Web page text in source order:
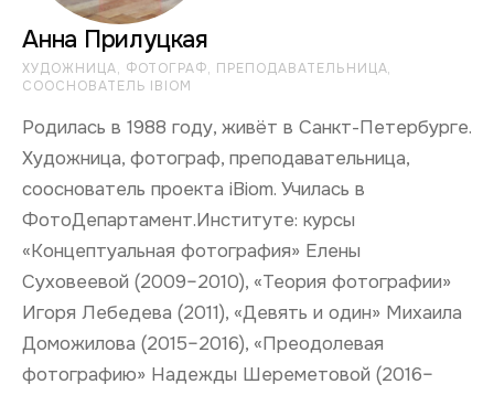
Анна Прилуцкая
ХУДОЖНИЦА, ФОТОГРАФ, ПРЕПОДАВАТЕЛЬНИЦА,
СООСНОВАТЕЛЬ IBIOM
Родилась в 1988 году, живёт в Санкт-Петербурге.
Художница, фотограф, преподавательница,
сооснователь проекта iBiom. Училась в
ФотоДепартамент.Институте: курсы
«Концептуальная фотография» Елены
Суховеевой (2009–2010), «Теория фотографии»
Игоря Лебедева (2011), «Девять и один» Михаила
Доможилова (2015–2016), «Преодолевая
фотографию» Надежды Шереметовой (2016–